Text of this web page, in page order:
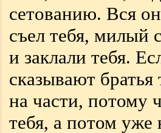
сетованию. Вся
съел тебя, милый
и заклали тебя.
сказывают
на части, потому
тебя, а потом уже